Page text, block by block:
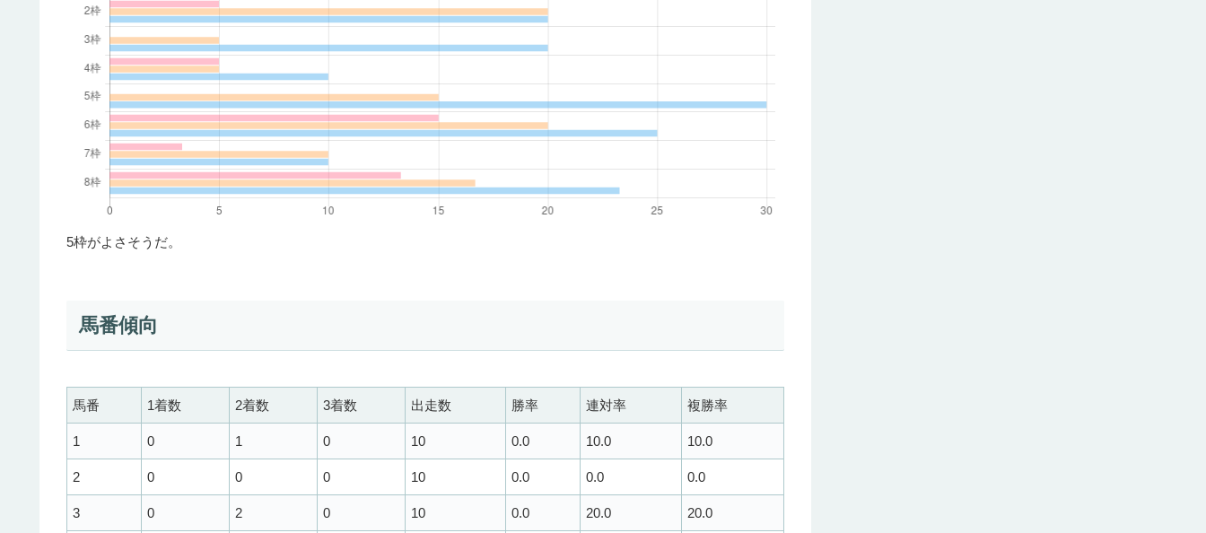
5枠がよさそうだ。
馬番傾向
馬番 1着数 2着数 3着数 出走数 勝率 連対率 複勝率
1 0 1 0 10 0.0 10.0 10.0
2 0 0 0 10 0.0 0.0 0.0
3 0 2 0 10 0.0 20.0 20.0